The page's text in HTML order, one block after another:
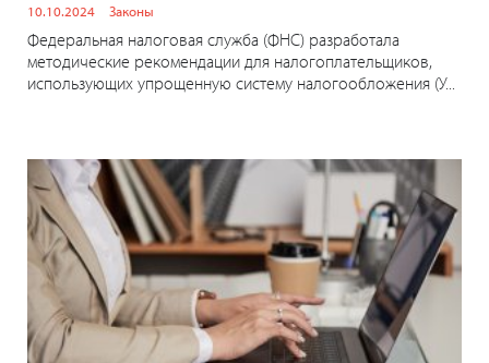
10.10.2024 Законы
Федеральная налоговая служба (ФНС) разработала
методические рекомендации для налогоплательщиков,
использующих упрощенную систему налогообложения (У...